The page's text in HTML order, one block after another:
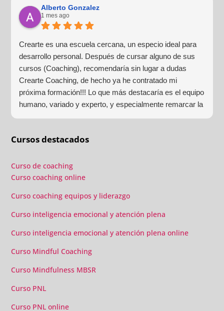
¡Para mí fue una excelente experiencia!
Alberto Gonzalez
1 mes ago
Crearte es una escuela cercana, un especio ideal para
desarrollo personal. Después de cursar alguno de sus
cursos (Coaching), recomendaría sin lugar a dudas
Crearte Coaching, de hecho ya he contratado mi
próxima formación!!! Lo que más destacaría es el equipo
humano, variado y experto, y especialmente remarcar la
añadido con multitud de formaciones, seminarios y
gran liderazgo de Beatriz Ricondo!!!
Cursos destacados
Curso de coaching
Curso coaching online
Curso coaching equipos y liderazgo
Curso inteligencia emocional y atención plena
Curso inteligencia emocional y atención plena online
Curso Mindful Coaching
Curso Mindfulness MBSR
Curso PNL
Curso PNL online